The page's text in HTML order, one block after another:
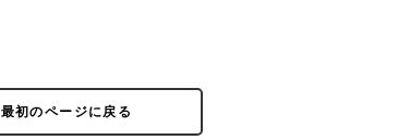
最初のページに戻る